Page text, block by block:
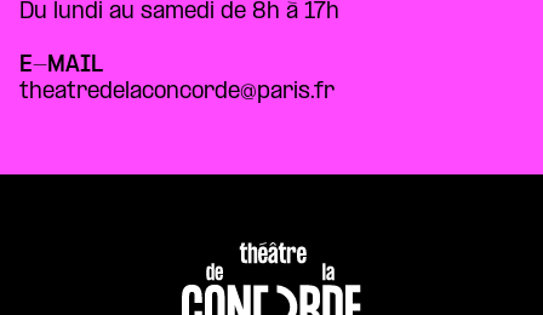
Du lundi au samedi de 8h à 17h
E-MAIL
theatredelaconcorde@paris.fr